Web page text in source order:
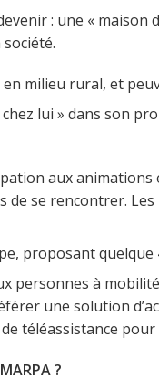
: une «
milieu rural, et
lui » dans son
aux
se rencontrer.
proposant
personnes à
une solution
téléassistance
?